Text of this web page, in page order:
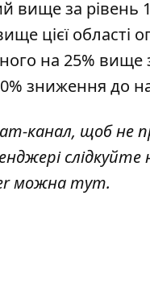
за рівень
цієї області
на 25% вище
зниження до
канал, щоб не
можнатут.